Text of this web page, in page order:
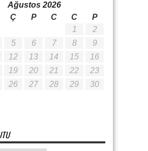
Ağustos 2026
Ç P C C P
1
2
5 6 7 8
9
12 13 14 15
16
19 20 21 22
23
26 27 28 29
30